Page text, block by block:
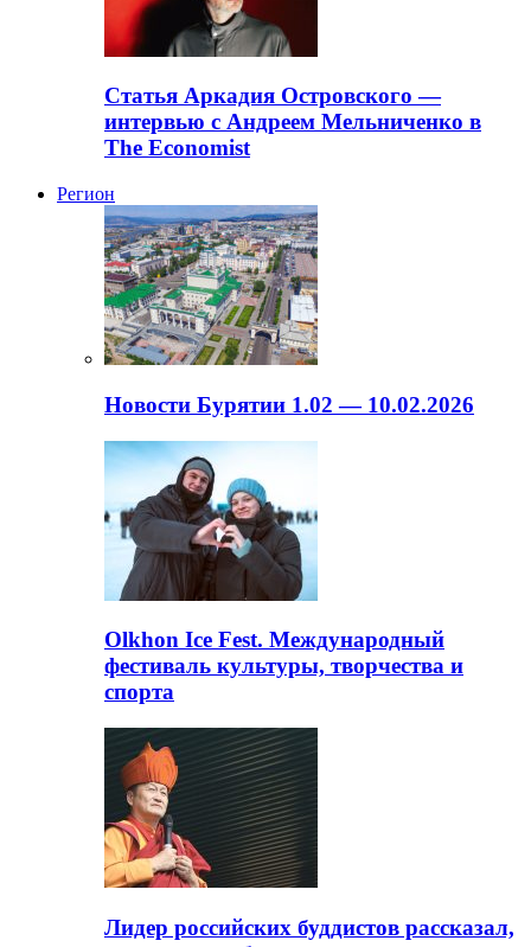
Статья Аркадия Островского —
интервью с Андреем Мельниченко в
The Economist
Регион
Новости Бурятии 1.02 — 10.02.2026
Olkhon Ice Fest. Международный
фестиваль культуры, творчества и
спорта
Лидер российских буддистов рассказал,